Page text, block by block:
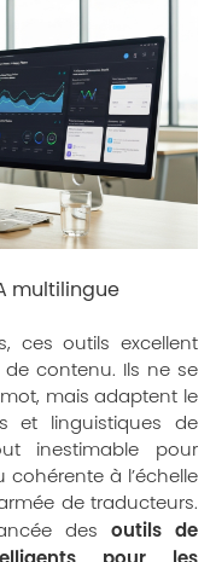
multilingue
ces outils excellent
contenu. Ils ne se
mais adaptent le
et linguistiques de
inestimable pour
à l’échelle
de traducteurs.
desoutils de